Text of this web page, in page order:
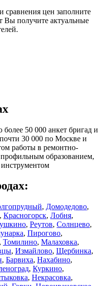
сравнения цен заполните
Вы получите актуальные
50 000 анкет бригад и
30 000 по Москве и
работы в ремонтно-
профильным образованием,
, Домодедово,
, Красногорск, Лобня,
, Реутов, Солнцево,
, Пирогово,
, Томилино, Малаховка,
, Измайлово, Щербинка,
, Барвиха, Нахабино,
, Куркино,
, Некрасовка,